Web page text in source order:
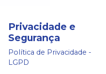
Privacidade e
Segurança
Política de Privacidade -
LGPD